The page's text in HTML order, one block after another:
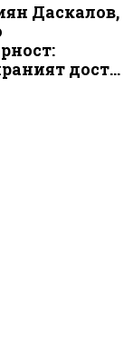
Даскалов,
дост...